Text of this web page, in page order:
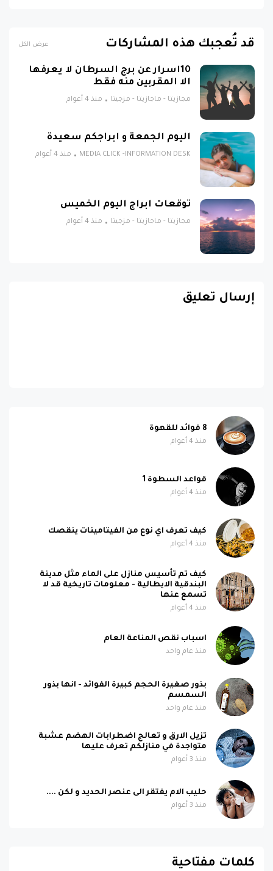
قد تُعجبك هذه المشاركات عرض الكل
10اسرار عن برج السرطان لا يعرفها
الا المقربين منه فقط
مجازيتا - ماجازيتا - مزجيتا منذ 4 أعوام
اليوم الجمعة و ابراجكم سعيدة
MEDIA CLICK -INFORMATION DESK منذ 4 أعوام
توقعات ابراج اليوم الخميس
مجازيتا - ماجازيتا - مزجيتا منذ 4 أعوام
إرسال تعليق
8 فوائد للقهوة
منذ 4 أعوام
قواعد السطوة 1
منذ 4 أعوام
كيف تعرف اي نوع من الفيتامينات ينقصك
منذ 4 أعوام
كيف تم تأسيس منازل على الماء مثل مدينة
البندقية الايطالية - معلومات تاريخية قد لا
تسمع عنها
منذ 4 أعوام
اسباب نقص المناعة العام
منذ عام واحد
بذور صغيرة الحجم كبيرة الفوائد - انها بذور
السمسم
منذ عام واحد
تزيل الارق و تعالج اضطرابات الهضم عشبة
متواجدة في منازلكم تعرف عليها
منذ 3 أعوام
حليب الام يفتقر الى عنصر الحديد و لكن ....
منذ 3 أعوام
كلمات مفتاحية